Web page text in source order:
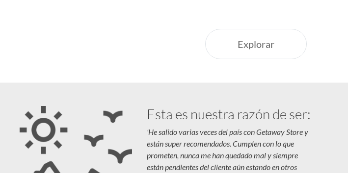
Explorar
Esta es nuestra razón de ser:
'He salido varias veces del país con Getaway Store y
están super recomendados. Cumplen con lo que
prometen, nunca me han quedado mal y siempre
están pendientes del cliente aún estando en otros